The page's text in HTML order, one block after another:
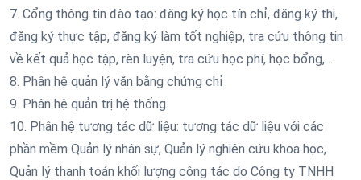
7. Cổng thông tin đào tạo: đăng ký học tín chỉ, đăng ký thi,
đăng ký thực tập, đăng ký làm tốt nghiệp, tra cứu thông tin
về kết quả học tập, rèn luyện, tra cứu học phí, học bổng,…
8. Phân hệ quản lý văn bằng chứng chỉ
9. Phân hệ quản trị hệ thống
10. Phân hệ tương tác dữ liệu: tương tác dữ liệu với các
phần mềm Quản lý nhân sự, Quản lý nghiên cứu khoa học,
Quản lý thanh toán khối lượng công tác do Công ty TNHH